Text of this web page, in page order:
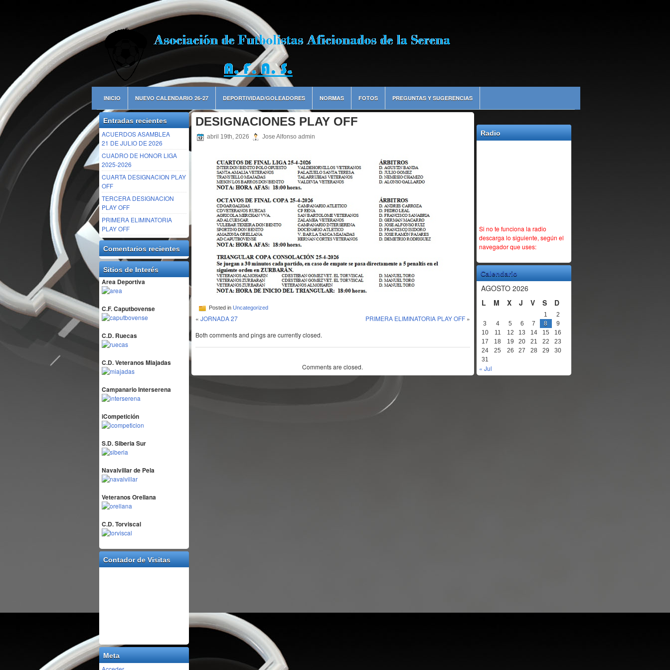
INICIO NUEVO CALENDARIO 26-27 DEPORTIVIDAD/GOLEADORES NORMAS FOTOS PREGUNTAS Y SUGERENCIAS
Entradas recientes
ACUERDOS ASAMBLEA
21 DE JULIO DE 2026
CUADRO DE HONOR LIGA
2025-2026
CUARTA DESIGNACION PLAY
OFF
TERCERA DESIGNACION
PLAY OFF
PRIMERA ELIMINATORIA
PLAY OFF
Comentarios recientes
Sitios de Interés
Area Deportiva
C.F. Caputbovense
C.D. Ruecas
C.D. Veteranos Miajadas
Campanario Interserena
iCompetición
S.D. Siberia Sur
Navalvillar de Pela
Veteranos Orellana
C.D. Torviscal
Contador de Visitas
Meta
DESIGNACIONES PLAY OFF
abril 19th, 2026 Jose Alfonso admin
Posted in Uncategorized
« JORNADA 27 PRIMERA ELIMINATORIA PLAY OFF»
Both comments and pings are currently closed.
Comments are closed.
Radio
Si no te funciona la radio
descarga lo siguiente, según el
navegador que uses:
Calendario
AGOSTO 2026
L
M X J V S D
1
2
3
4 5 6 7 8
9
10
11 12 13 14 15
16
17
18 19 20 21 22
23
24
25 26 27 28 29
30
31
« Jul